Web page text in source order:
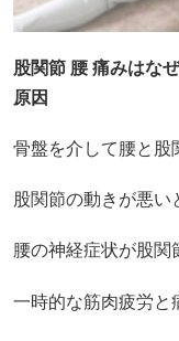
股関節 腰 痛みはな
原因
骨盤を介して腰と股
股関節の動きが悪
腰の神経症状が股関
一時的な筋肉疲労と